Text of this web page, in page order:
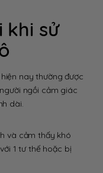
khi sử
nay thường được
ngồi cảm giác
dài.
và cảm thấy khó
1 tư thế hoặc bị